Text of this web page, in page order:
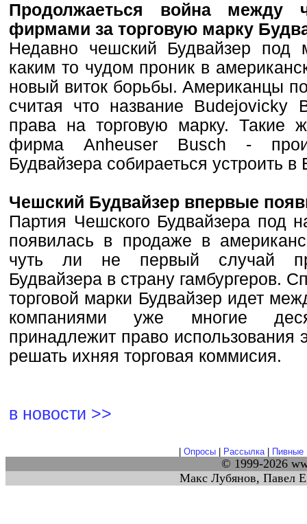
Продолжаеться война между
фирмами за торговую марку
Недавно чешский Будвайзер под
каким то чудом проник в
новый виток борьбы. Американцы
считая что название Budejovicky
права на торговую марку. Такие
фирма Anheuser Busch -
Будвайзера собираеться устроить
Чешский Будвайзер впервые
Партия Чешского Будвайзера под
появилась в продаже в
чуть ли не первый случай
Будвайзера в страну гамбургеров.
торговой марки Будвайзер идет
компаниями уже многие
принадлежит право использования
решать ихняя торговая коммисия.
в новости >>
Опросы| Рассылка| Пивные
© 1999-2026
Макс Лубянов, Павел